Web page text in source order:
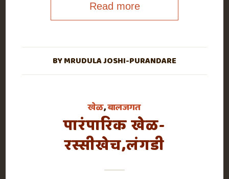
Read more
BYMRUDULA JOSHI-PURANDARE
खेळ,बालजगत
पारंपारिक खेळ-
रस्सीखेच,लंगडी